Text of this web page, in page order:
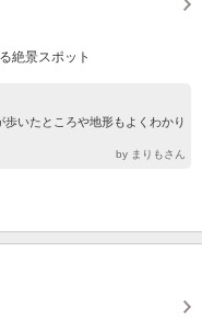
絶景スポット
いたところや地形もよくわかり
by まりもさん